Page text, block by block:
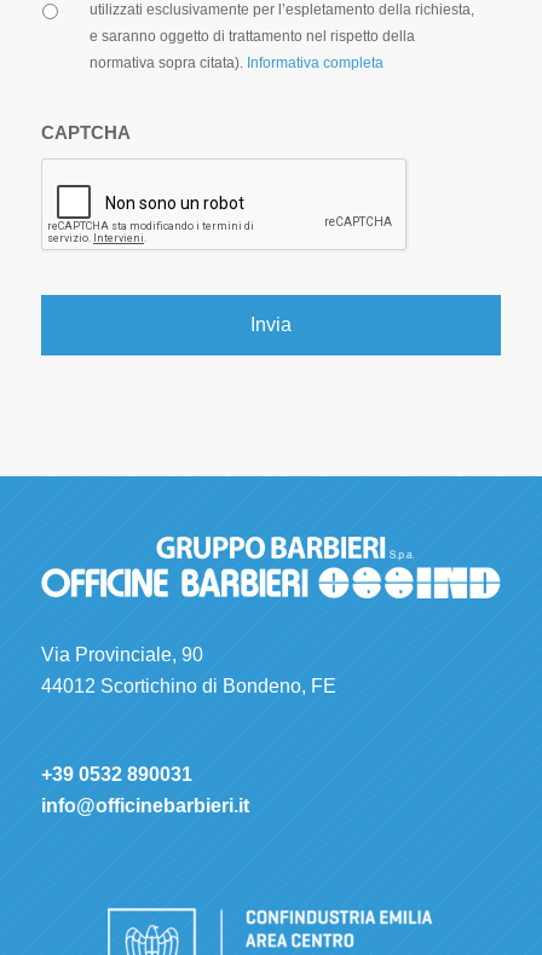
utilizzati esclusivamente per l’espletamento della richiesta,
e saranno oggetto di trattamento nel rispetto della
normativa sopra citata).
Informativa completa
CAPTCHA
Via Provinciale, 90
44012 Scortichino di Bondeno, FE
+39 0532 890031
info@officinebarbieri.it